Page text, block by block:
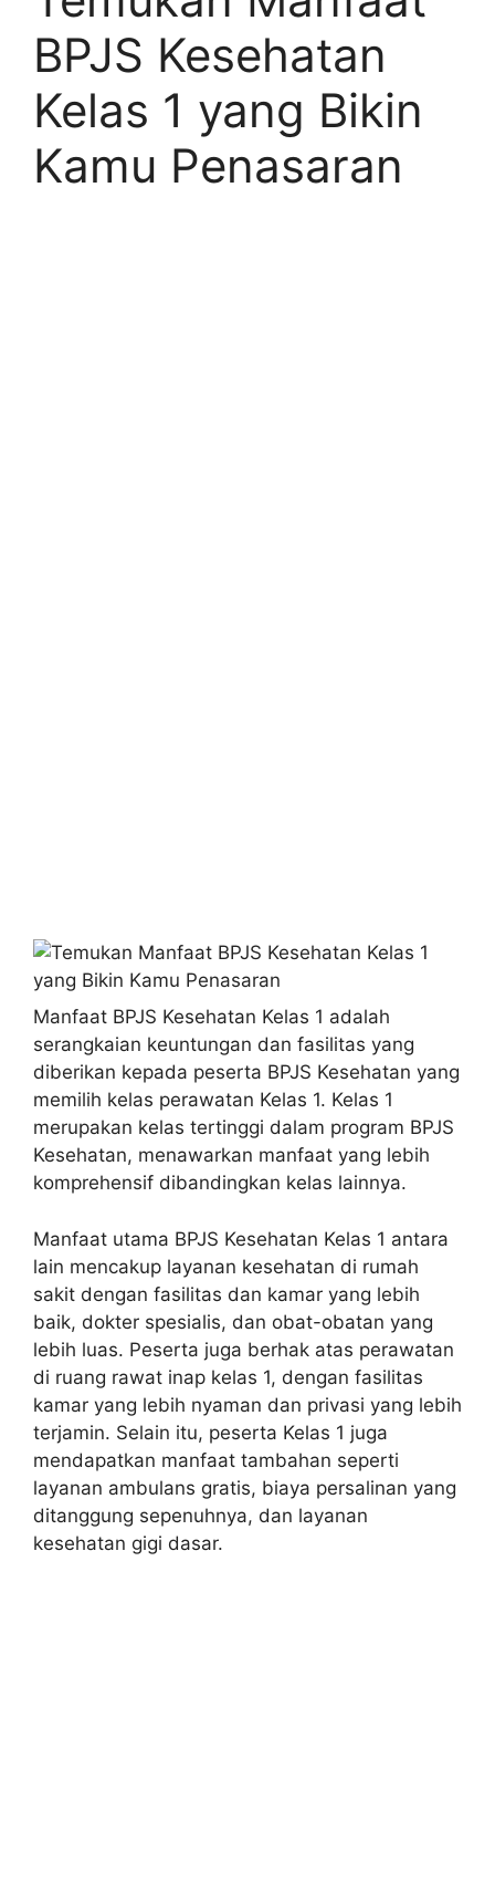
BPJS Kesehatan
Kelas 1 yang Bikin
Kamu Penasaran
Manfaat BPJS Kesehatan Kelas 1 adalah
serangkaian keuntungan dan fasilitas yang
diberikan kepada peserta BPJS Kesehatan yang
memilih kelas perawatan Kelas 1. Kelas 1
merupakan kelas tertinggi dalam program BPJS
Kesehatan, menawarkan manfaat yang lebih
komprehensif dibandingkan kelas lainnya.
Manfaat utama BPJS Kesehatan Kelas 1 antara
lain mencakup layanan kesehatan di rumah
sakit dengan fasilitas dan kamar yang lebih
baik, dokter spesialis, dan obat-obatan yang
lebih luas. Peserta juga berhak atas perawatan
di ruang rawat inap kelas 1, dengan fasilitas
kamar yang lebih nyaman dan privasi yang lebih
terjamin. Selain itu, peserta Kelas 1 juga
mendapatkan manfaat tambahan seperti
layanan ambulans gratis, biaya persalinan yang
ditanggung sepenuhnya, dan layanan
kesehatan gigi dasar.